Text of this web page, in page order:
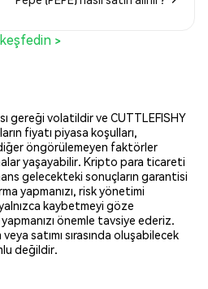
>
gereği volatildir ve CUTTLEFISHY
fiyatı piyasa koşulları,
öngörülemeyen faktörler
yaşayabilir. Kripto para ticareti
gelecekteki sonuçların garantisi
yapmanızı, risk yönetimi
kaybetmeyi göze
önemle tavsiye ederiz.
satımı sırasında oluşabilecek
değildir.